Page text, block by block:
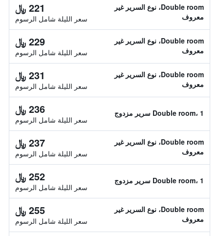
Double room، نوع السرير غير
معروف
221 ﷼
سعر الليلة شامل الرسوم
Double room، نوع السرير غير
معروف
229 ﷼
سعر الليلة شامل الرسوم
Double room، نوع السرير غير
معروف
231 ﷼
سعر الليلة شامل الرسوم
Double room، 1 سرير مزدوج 236 ﷼
سعر الليلة شامل الرسوم
Double room، نوع السرير غير
معروف
237 ﷼
سعر الليلة شامل الرسوم
Double room، 1 سرير مزدوج 252 ﷼
سعر الليلة شامل الرسوم
Double room، نوع السرير غير
معروف
255 ﷼
سعر الليلة شامل الرسوم